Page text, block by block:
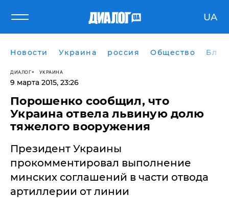
UA
Новости Украина россия Общество
ДИАЛОГ УКРАИНА
9 марта 2015, 23:26
Порошенко сообщил, что
Украина отвела львиную долю
тяжелого вооружения
Президент Украины
прокомментировал выполнение
минских соглашений в части отвода
артиллерии от линии